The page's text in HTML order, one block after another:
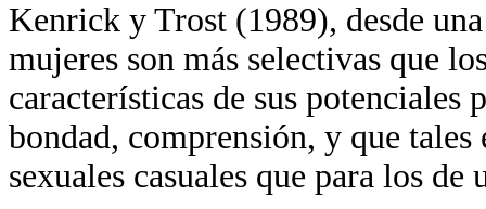
Kenrick y Trost (1989), desde
mujeres son más selectivas que
características de sus
bondad, comprensión, y que tales
sexuales casuales que para los